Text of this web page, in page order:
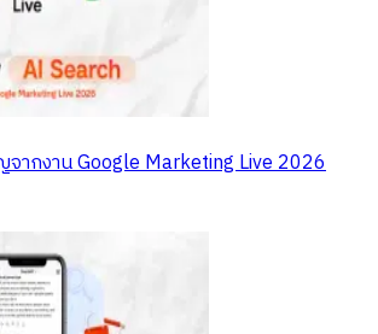
ากงาน Google Marketing Live 2026